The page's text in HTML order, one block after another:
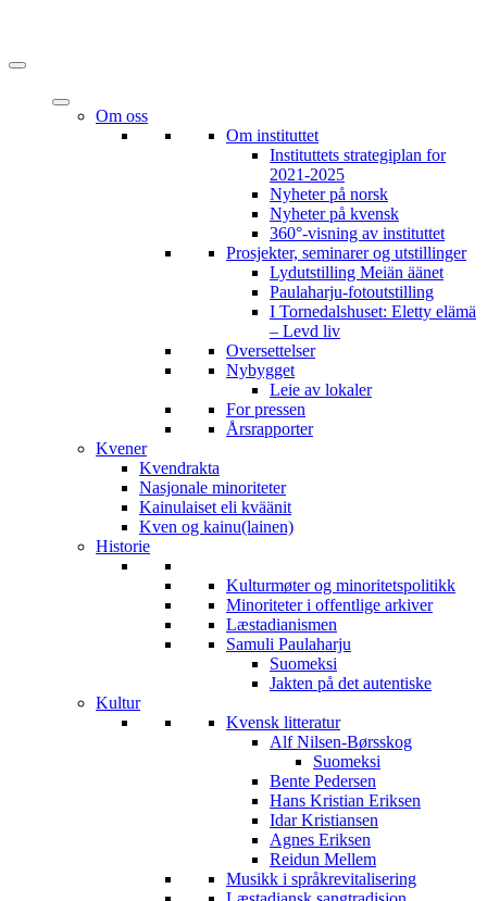
Om oss
Om instituttet
Instituttets strategiplan for
2021-2025
Nyheter på norsk
Nyheter på kvensk
360°-visning av instituttet
Prosjekter, seminarer og utstillinger
Lydutstilling Meiän äänet
Paulaharju-fotoutstilling
I Tornedalshuset: Eletty elämä
– Levd liv
Oversettelser
Nybygget
Leie av lokaler
For pressen
Årsrapporter
Kvener
Kvendrakta
Nasjonale minoriteter
Kainulaiset eli kväänit
Kven og kainu(lainen)
Historie
Kulturmøter og minoritetspolitikk
Minoriteter i offentlige arkiver
Læstadianismen
Samuli Paulaharju
Suomeksi
Jakten på det autentiske
Kultur
Kvensk litteratur
Alf Nilsen-Børsskog
Suomeksi
Bente Pedersen
Hans Kristian Eriksen
Idar Kristiansen
Agnes Eriksen
Reidun Mellem
Musikk i språkrevitalisering